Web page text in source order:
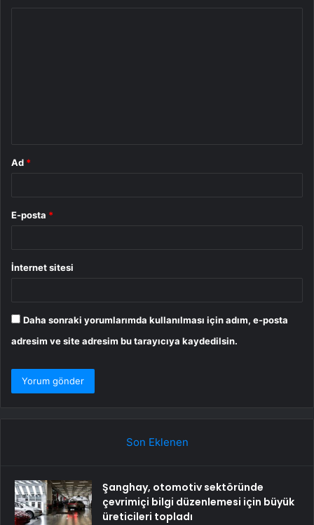
Ad *
E-posta *
İnternet sitesi
Daha sonraki yorumlarımda kullanılması için adım, e-posta
adresim ve site adresim bu tarayıcıya kaydedilsin.
Son Eklenen
Şanghay, otomotiv sektöründe
çevrimiçi bilgi düzenlemesi için büyük
üreticileri topladı